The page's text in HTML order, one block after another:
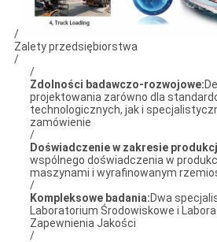
/
Zalety przedsiębiorstwa
/
/
Zdolności badawczo-rozwojowe:
projektowania zarówno dla
technologicznych, jak i
zamówienie
/
Doświadczenie w zakresie
wspólnego doświadczenia w
maszynami i wyrafinowanym
/
Kompleksowe badania:Dwa
Laboratorium Środowiskowe i
Zapewnienia Jakości
/